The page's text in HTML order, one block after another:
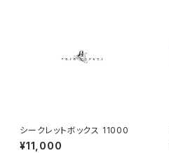
シークレットボックス 11000
¥11,000